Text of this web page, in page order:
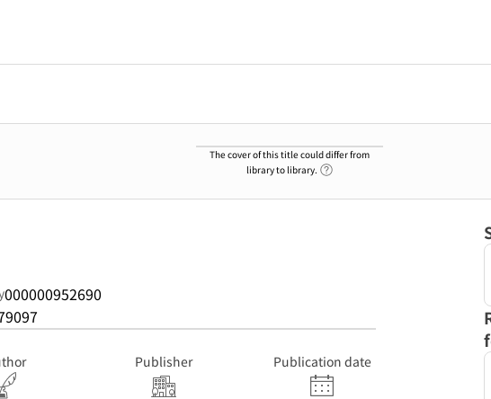
The cover of this title could differ from
library to library.
000000952690
Publisher Publication date